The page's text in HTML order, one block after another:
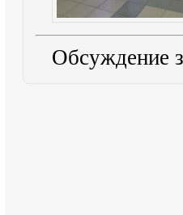
Обсуждение